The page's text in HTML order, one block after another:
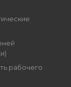
рабочего